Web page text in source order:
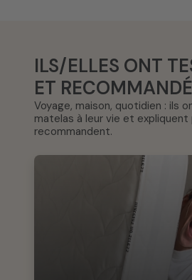
ILS/ELLES ONT
ET RECOMMANDÉ
Voyage, maison, quotidien : ils
matelas à leur vie et expliquent
recommandent.